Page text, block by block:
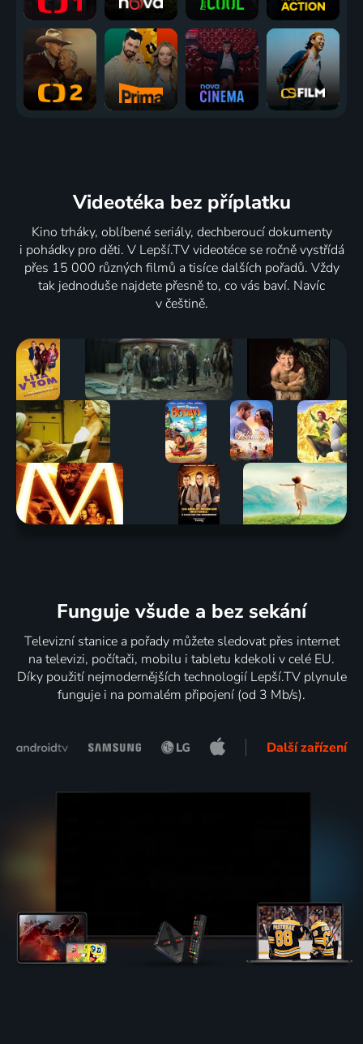
Videotéka bez příplatku
Kino trháky, oblíbené seriály, dechberoucí dokumenty
i pohádky pro děti. V Lepší.TV videotéce se ročně vystřídá
přes 15 000 různých filmů a tisíce dalších pořadů. Vždy
tak jednoduše najdete přesně to, co vás baví. Navíc
v češtině.
Funguje všude a bez sekání
Televizní stanice a pořady můžete sledovat přes internet
na televizi, počítači, mobilu i tabletu kdekoli v celé EU.
Díky použití nejmodernějších technologií Lepší.TV plynule
funguje i na pomalém připojení (od 3 Mb/s).
Další zařízení